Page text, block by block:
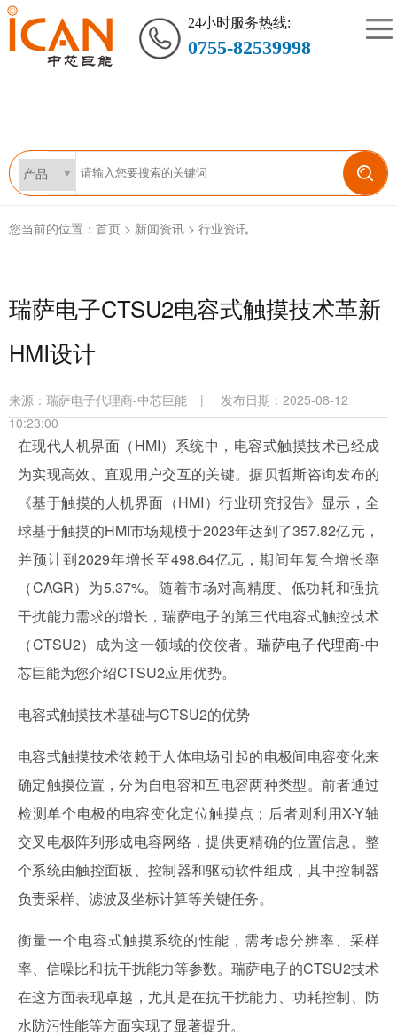
24小时服务热线:
0755-82539998
您当前的位置： 首页 > 新闻资讯 > 行业资讯
瑞萨电子CTSU2电容式触摸技术革新
HMI设计
来源： 瑞萨电子代理商-中芯巨能 |
发布日期：2025-08-12
10:23:00
在现代人机界面（HMI）系统中，电容式触摸技术已经成
为实现高效、直观用户交互的关键。据贝哲斯咨询发布的
《基于触摸的人机界面（HMI）行业研究报告》显示，全
球基于触摸的HMI市场规模于2023年达到了357.82亿元，
并预计到2029年增长至498.64亿元，期间年复合增长率
（CAGR）为5.37%。随着市场对高精度、低功耗和强抗
干扰能力需求的增长，瑞萨电子的第三代电容式触控技术
（CTSU2）成为这一领域的佼佼者。瑞萨电子代理商-中
芯巨能为您介绍CTSU2应用优势。
电容式触摸技术基础与CTSU2的优势
电容式触摸技术依赖于人体电场引起的电极间电容变化来
确定触摸位置，分为自电容和互电容两种类型。前者通过
检测单个电极的电容变化定位触摸点；后者则利用X-Y轴
交叉电极阵列形成电容网络，提供更精确的位置信息。整
个系统由触控面板、控制器和驱动软件组成，其中控制器
负责采样、滤波及坐标计算等关键任务。
衡量一个电容式触摸系统的性能，需考虑分辨率、采样
率、信噪比和抗干扰能力等参数。瑞萨电子的CTSU2技术
在这方面表现卓越，尤其是在抗干扰能力、功耗控制、防
水防污性能等方面实现了显著提升。